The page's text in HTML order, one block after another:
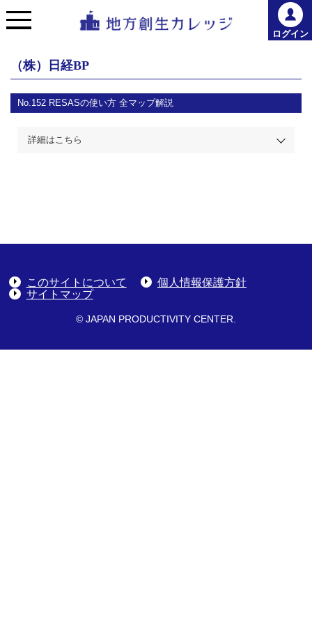
ログイン
（株）日経BP
No.152 RESASの使い方 全マップ解説
詳細はこちら
このサイトについて
個人情報保護方針
サイトマップ
© JAPAN PRODUCTIVITY CENTER.